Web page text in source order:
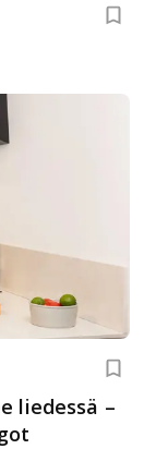
liedessä –